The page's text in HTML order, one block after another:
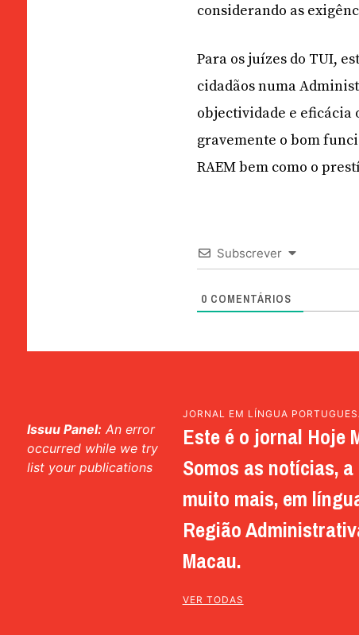
considerando as
Para os juízes do TUI,
cidadãos numa
objectividade e eficácia
gravemente o bom
RAEM bem como o
Subscrever
0 COMENTÁRIOS
Issuu Panel: An error
occurred while we try
list your publications
JORNAL EM LÍNGUA
Este é o jornal Hoje
Somos as notícias,
muito mais, em
Região
Macau.
VER TODAS